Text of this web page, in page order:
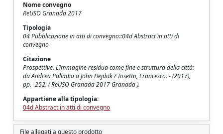
Nome convegno
ReUSO Granada 2017
Tipologia
04 Pubblicazione in atti di convegno::04d Abstract in atti di
convegno
Citazione
Prospettive. L’immagine residua come fine e struttura della città:
da Andrea Palladio a John Hejduk / Tosetto, Francesco. - (2017),
pp. -252. ( ReUSO Granada 2017 Granada ).
Appartiene alla tipologia:
04d Abstract in atti di convegno
File allegati a questo prodotto